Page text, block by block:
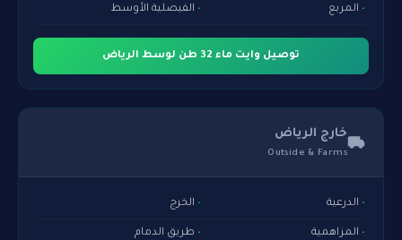
المربع الفيصلية الأوسط
توصيل وايت ماء 32 طن لوسط الرياض
خارج الرياض
Outside & Farms
الدرعية الخرج
المزاهمية طريق الدمام